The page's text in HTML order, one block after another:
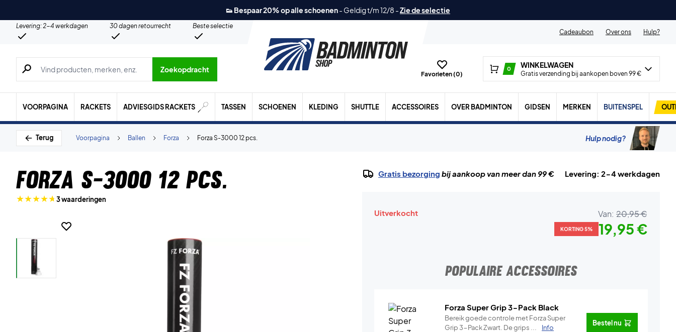
👟 Bespaar 20% op alle schoenen- Geldig t/m 12/8 -Zie de selectie
Levering: 2-4 werkdagen 30 dagen retourrecht
Beste selectie
Cadeaubon
Over ons Hulp?
Zoeken naar producten, merken etc.
Zoekopdracht
Favorieten (0)
0 WINKELWAGEN
Gratis verzending bij aankopen boven 99 €
VOORPAGINA RACKETS ADVIESGIDS RACKETS TASSEN SCHOENEN KLEDING SHUTTLE ACCESSOIRES OVER BADMINTON GIDSEN MERKEN BUITENSPEL
Terug Forza S-3000 12 pcs.
Forza
Ballen
Voorpagina Hulp nodig?
Forza S-3000 12 pcs.
3 waarderingen
Gratis bezorging bij aankoop van meer dan 99 € Levering: 2-4 werkdagen
Uitverkocht Van: 20,95 €
KORTING 5% 19,95 €
POPULAIRE ACCESSOIRES
Forza Super Grip 3-Pack Black
Bereik goede controle met Forza Super
Grip 3-Pack Zwart. De grips ...
Info
Bestel nu